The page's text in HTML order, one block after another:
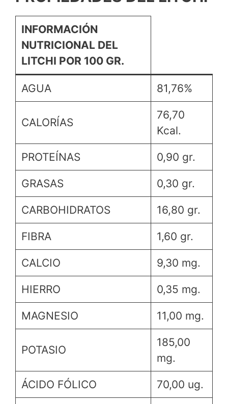
INFORMACIÓN
NUTRICIONAL DEL
LITCHI POR 100 GR.
AGUA 81,76%
CALORÍAS
76,70
Kcal.
PROTEÍNAS 0,90 gr.
GRASAS 0,30 gr.
CARBOHIDRATOS 16,80 gr.
FIBRA 1,60 gr.
CALCIO 9,30 mg.
HIERRO 0,35 mg.
MAGNESIO 11,00 mg.
POTASIO
185,00
mg.
ÁCIDO FÓLICO 70,00 ug.